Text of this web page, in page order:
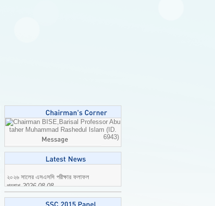
Professor Abu
taher Muhammad Rashedul Islam (ID.
6943)
প্রকাশ2026-08-08